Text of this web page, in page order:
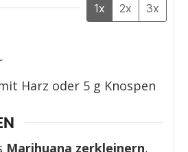
1x 2x 3x
Harz oder 5 g Knospen
Marihuana zerkleinern,